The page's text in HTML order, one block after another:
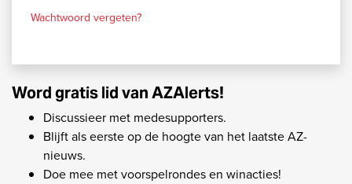
Wachtwoord vergeten?
Word gratis lid van AZAlerts!
Discussieer met medesupporters.
Blijft als eerste op de hoogte van het laatste AZ-
nieuws.
Doe mee met voorspelrondes en winacties!